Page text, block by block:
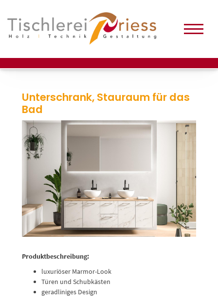
Unterschrank, Stauraum für das
Bad
Produktbeschreibung:
luxuriöser Marmor-Look
Türen und Schubkästen
geradliniges Design